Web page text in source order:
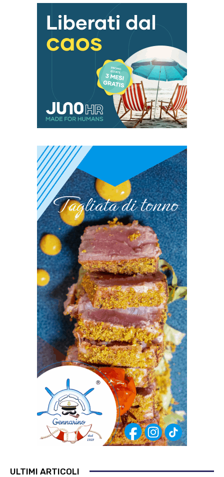
ULTIMI ARTICOLI